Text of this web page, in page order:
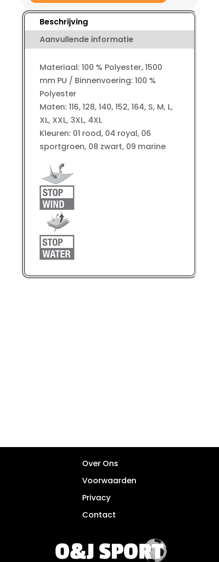
kinderen
aantal
Beschrijving
Aanvullende informatie
Materiaal: 100 % Polyester, 1500
mm PU / Binnenvoering: 100 %
Polyester
Maten: 116, 128, 140, 152, 164, S, M, L,
XL, XXL, 3XL, 4XL
Kleuren: 01 rood, 04 royal, 06
sportgroen, 08 zwart, 09 marine
Over Ons
Voorwaarden
Privacy
Contact